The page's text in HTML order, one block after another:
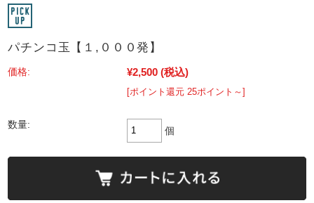
パチンコ玉【１,０００発】
価格: ¥2,500 (税込)
[ポイント還元 25ポイント～]
数量:
個